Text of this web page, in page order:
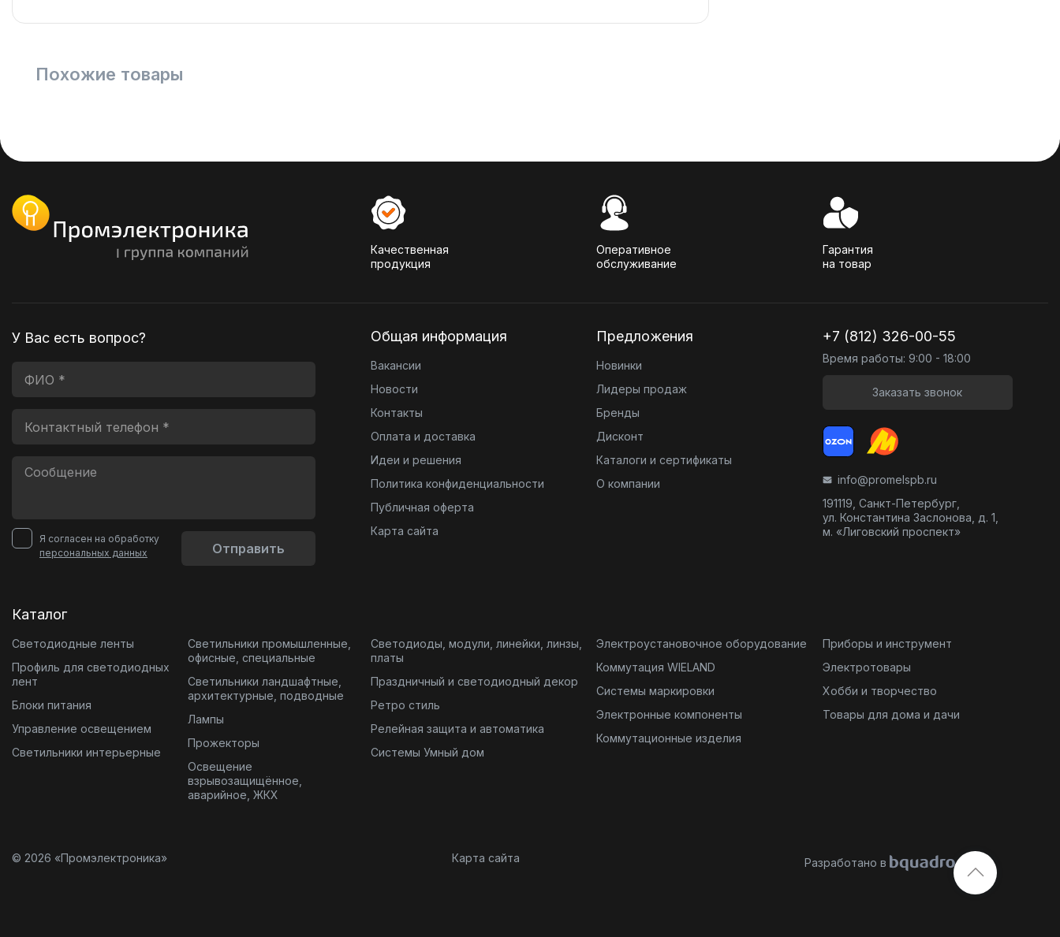
Похожие товары
Качественная
продукция
Оперативное
обслуживание
Гарантия
на товар
У Вас есть вопрос?
Я согласен на обработку
персональных данных
Отправить
Общая информация
Вакансии
Новости
Контакты
Оплата и доставка
Идеи и решения
Политика конфиденциальности
Публичная оферта
Карта сайта
Предложения
Новинки
Лидеры продаж
Бренды
Дисконт
Каталоги и сертификаты
О компании
+7 (812) 326-00-55
Время работы: 9:00 - 18:00
Заказать звонок
info@promelspb.ru
191119, Санкт-Петербург,
ул. Константина Заслонова, д. 1,
м. «Лиговский проспект»
Каталог
Светодиодные ленты
Профиль для светодиодных
лент
Блоки питания
Управление освещением
Светильники интерьерные
Светильники промышленные,
офисные, специальные
Светильники ландшафтные,
архитектурные, подводные
Лампы
Прожекторы
Освещение
взрывозащищённое,
аварийное, ЖКХ
Светодиоды, модули, линейки, линзы,
платы
Праздничный и светодиодный декор
Ретро стиль
Релейная защита и автоматика
Системы Умный дом
Электроустановочное оборудование
Коммутация WIELAND
Системы маркировки
Электронные компоненты
Коммутационные изделия
Приборы и инструмент
Электротовары
Хобби и творчество
Товары для дома и дачи
© 2026 «Промэлектроника» Карта сайта Разработано в